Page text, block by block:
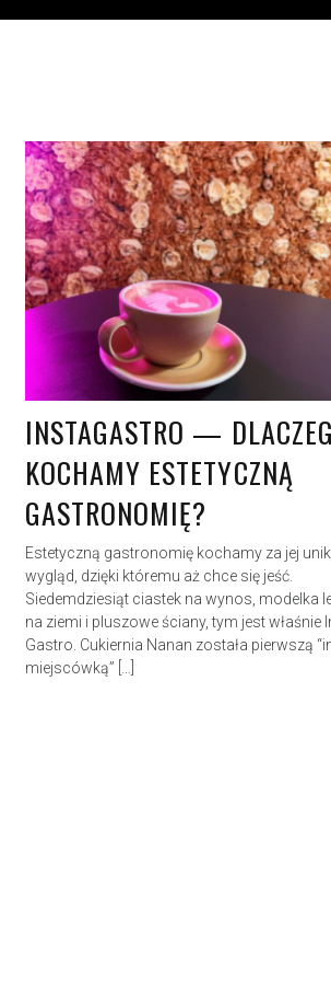
JULIA LECHOWSKA KW. 12,
INSTAGASTRO —
KOCHAMY ESTETYCZNĄ
GASTRONOMIĘ?
Estetyczną gastronomię kochamy za jej
wygląd, dzięki któremu aż chce się jeść.
Siedemdziesiąt ciastek na wynos, modelka
na ziemi i pluszowe ściany, tym jest właśnie
Gastro. Cukiernia Nanan została pierwszą
miejscówką” […]